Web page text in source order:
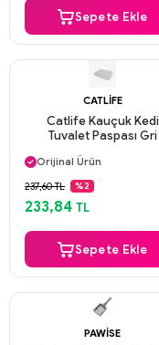
Sepete Ekle
CATLIFE
Catlife Kauçuk Kedi
Tuvalet Paspası Gri
Aynı Gün Kargo
Orijinal Ürün
Güvenli Ödeme
Aynı Gün Kargo
237,60 TL %2
233,84 TL
Sepete Ekle
PAWISE